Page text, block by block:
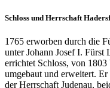
Schloss und Herrschaft
1765 erworben durch die
unter Johann Josef I. Fürst
errichtet Schloss, von 1803
umgebaut und erweitert.
der Herrschaft Judenau,